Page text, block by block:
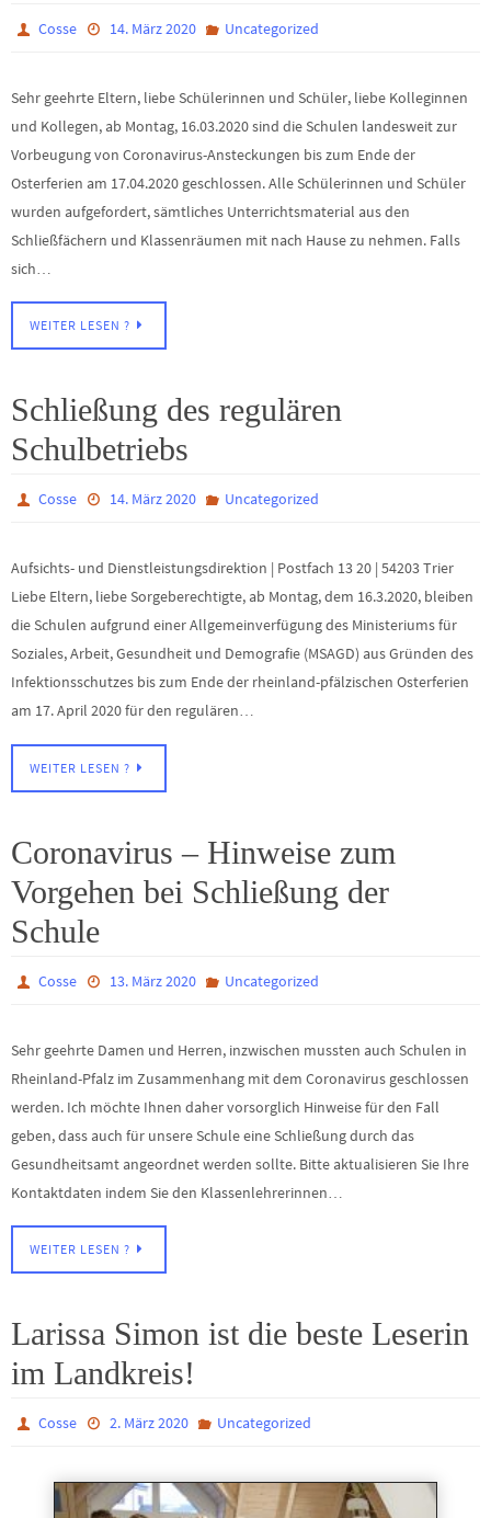
Cosse 14. März 2020 Uncategorized
Sehr geehrte Eltern, liebe Schülerinnen und Schüler, liebe Kolleginnen
und Kollegen, ab Montag, 16.03.2020 sind die Schulen landesweit zur
Vorbeugung von Coronavirus-Ansteckungen bis zum Ende der
Osterferien am 17.04.2020 geschlossen. Alle Schülerinnen und Schüler
wurden aufgefordert, sämtliches Unterrichtsmaterial aus den
Schließfächern und Klassenräumen mit nach Hause zu nehmen. Falls
sich…
WEITER LESEN ?
Schließung des regulären
Schulbetriebs
Cosse 14. März 2020 Uncategorized
Aufsichts- und Dienstleistungsdirektion | Postfach 13 20 | 54203 Trier
Liebe Eltern, liebe Sorgeberechtigte, ab Montag, dem 16.3.2020, bleiben
die Schulen aufgrund einer Allgemeinverfügung des Ministeriums für
Soziales, Arbeit, Gesundheit und Demografie (MSAGD) aus Gründen des
Infektionsschutzes bis zum Ende der rheinland-pfälzischen Osterferien
am 17. April 2020 für den regulären…
WEITER LESEN ?
Coronavirus – Hinweise zum
Vorgehen bei Schließung der
Schule
Cosse 13. März 2020 Uncategorized
Sehr geehrte Damen und Herren, inzwischen mussten auch Schulen in
Rheinland-Pfalz im Zusammenhang mit dem Coronavirus geschlossen
werden. Ich möchte Ihnen daher vorsorglich Hinweise für den Fall
geben, dass auch für unsere Schule eine Schließung durch das
Gesundheitsamt angeordnet werden sollte. Bitte aktualisieren Sie Ihre
Kontaktdaten indem Sie den Klassenlehrerinnen…
WEITER LESEN ?
Larissa Simon ist die beste Leserin
im Landkreis!
Cosse 2. März 2020 Uncategorized